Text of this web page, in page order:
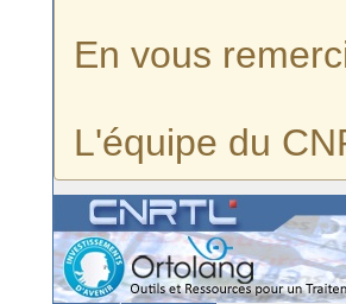
En vous
L'équipe du